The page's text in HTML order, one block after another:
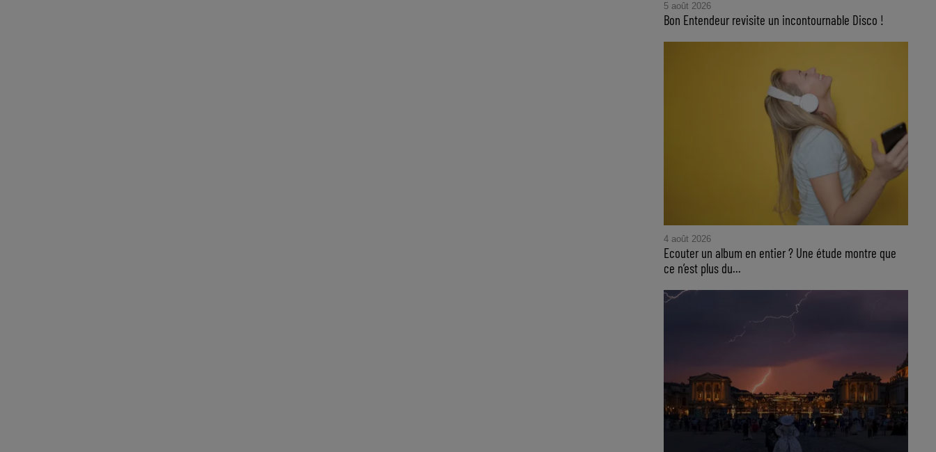
5 août 2026
Bon Entendeur revisite un incontournable Disco !
4 août 2026
Ecouter un album en entier ? Une étude montre que
ce n’est plus du...